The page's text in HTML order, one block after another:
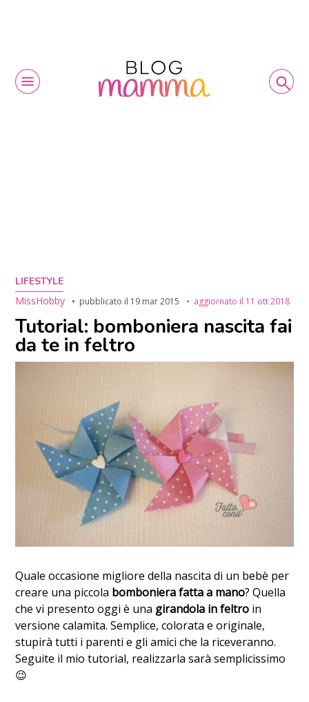
LIFESTYLE
MissHobby
pubblicato il 19 mar 2015 aggiornato il 11 ott 2018
Tutorial: bomboniera nascita fai
da te in feltro
Quale occasione migliore della nascita di un bebè per
creare una piccola bomboniera fatta a mano? Quella
che vi presento oggi è una girandola in feltro in
versione calamita. Semplice, colorata e originale,
stupirà tutti i parenti e gli amici che la riceveranno.
Seguite il mio tutorial, realizzarla sarà semplicissimo
😉